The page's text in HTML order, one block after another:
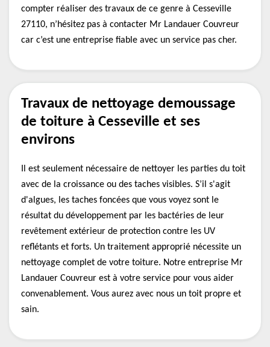
compter réaliser des travaux de ce genre à Cesseville
27110, n’hésitez pas à contacter Mr Landauer Couvreur
car c’est une entreprise fiable avec un service pas cher.
Travaux de nettoyage demoussage
de toiture à Cesseville et ses
environs
Il est seulement nécessaire de nettoyer les parties du toit
avec de la croissance ou des taches visibles. S’il s'agit
d'algues, les taches foncées que vous voyez sont le
résultat du développement par les bactéries de leur
revêtement extérieur de protection contre les UV
reflétants et forts. Un traitement approprié nécessite un
nettoyage complet de votre toiture. Notre entreprise Mr
Landauer Couvreur est à votre service pour vous aider
convenablement. Vous aurez avec nous un toit propre et
sain.